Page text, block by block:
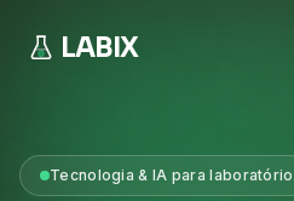
LABIX
Tecnologia & IA para